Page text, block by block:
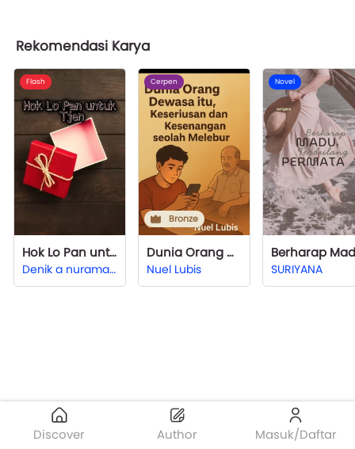
Discover Author Masuk/Daftar
Rekomendasi Karya
Flash
Hok Lo Pan untuk Tjen
Denik a nuramaliya
Cerpen
Bronze
Dunia Orang Dewasa itu, Keseriusan dan Kesenangan seolah Melebur
Nuel Lubis
Novel
SURIYANA